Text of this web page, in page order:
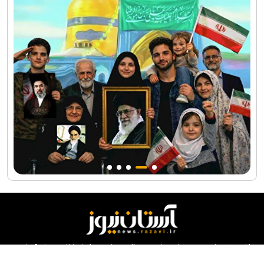
کلیه حقوق مادی و معنوی این سایت محفوظ و متعلق به مرکز ارتباطات و رسانه آستان